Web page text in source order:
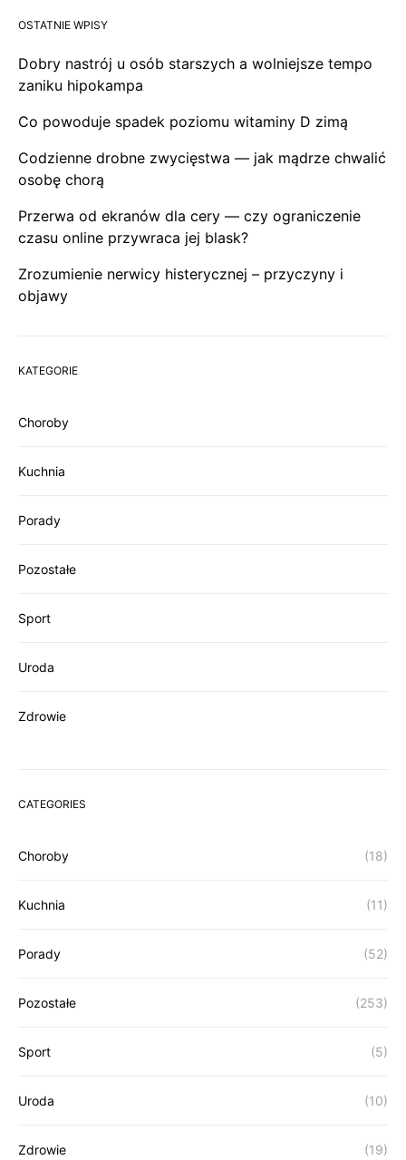
OSTATNIE WPISY
Dobry nastrój u osób starszych a wolniejsze tempo
zaniku hipokampa
Co powoduje spadek poziomu witaminy D zimą
Codzienne drobne zwycięstwa — jak mądrze chwalić
osobę chorą
Przerwa od ekranów dla cery — czy ograniczenie
czasu online przywraca jej blask?
Zrozumienie nerwicy histerycznej – przyczyny i
objawy
KATEGORIE
Choroby
Kuchnia
Porady
Pozostałe
Sport
Uroda
Zdrowie
CATEGORIES
Choroby (18)
Kuchnia (11)
Porady (52)
Pozostałe (253)
Sport (5)
Uroda (10)
Zdrowie (19)